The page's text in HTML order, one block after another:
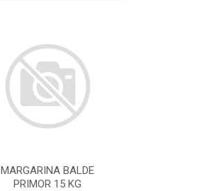
MARGARINA BALDE
PRIMOR 15 KG